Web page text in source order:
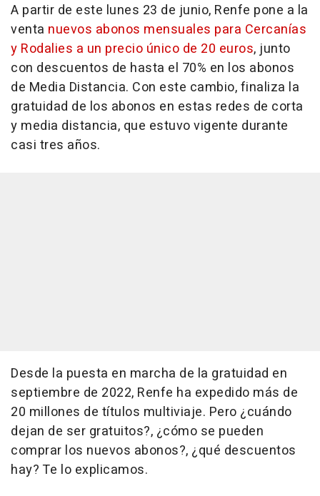
A partir de este lunes 23 de junio, Renfe pone a la
venta nuevos abonos mensuales para Cercanías
y Rodalies a un precio único de 20 euros, junto
con descuentos de hasta el 70% en los abonos
de Media Distancia. Con este cambio, finaliza la
gratuidad de los abonos en estas redes de corta
y media distancia, que estuvo vigente durante
casi tres años.
Desde la puesta en marcha de la gratuidad en
septiembre de 2022, Renfe ha expedido más de
20 millones de títulos multiviaje. Pero ¿cuándo
dejan de ser gratuitos?, ¿cómo se pueden
comprar los nuevos abonos?, ¿qué descuentos
hay? Te lo explicamos.